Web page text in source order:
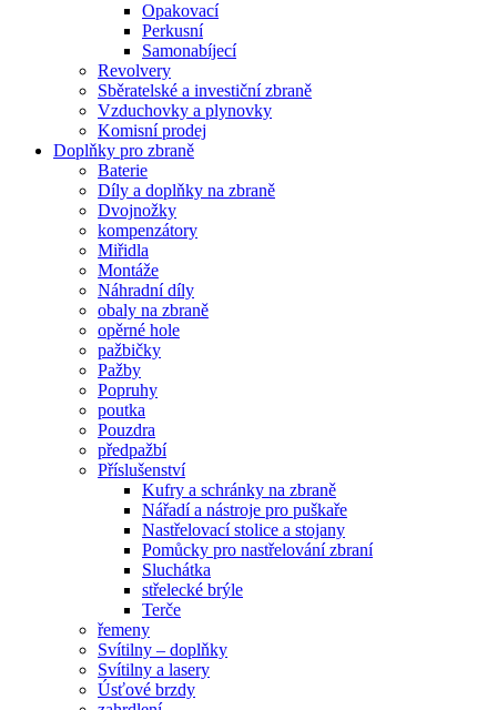
Opakovací
Perkusní
Samonabíjecí
Revolvery
Sběratelské a investiční zbraně
Vzduchovky a plynovky
Komisní prodej
Doplňky pro zbraně
Baterie
Díly a doplňky na zbraně
Dvojnožky
kompenzátory
Miřidla
Montáže
Náhradní díly
obaly na zbraně
opěrné hole
pažbičky
Pažby
Popruhy
poutka
Pouzdra
předpažbí
Příslušenství
Kufry a schránky na zbraně
Nářadí a nástroje pro puškaře
Nastřelovací stolice a stojany
Pomůcky pro nastřelování zbraní
Sluchátka
střelecké brýle
Terče
řemeny
Svítilny – doplňky
Svítilny a lasery
Úsťové brzdy